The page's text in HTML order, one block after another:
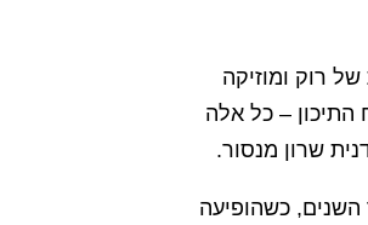
רוק ומוזיקה
התיכון – כל אלה
שרון מנסור.
כשהופיעה